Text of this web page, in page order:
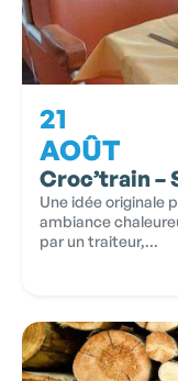
21
AOÛT
Croc’train
Une idée originale
ambiance
par un traiteur,...